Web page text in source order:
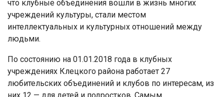
что клубные объединения вошли в жизнь многих
учреждений культуры, стали местом
интеллектуальных и культурных отношений между
людьми.
По состоянию на 01.01.2018 года в клубных
учреждениях Клецкого района работает 27
любительских объединений и клубов по интересам, из